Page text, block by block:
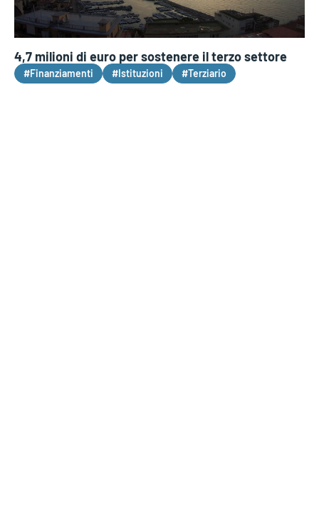
4,7 milioni di euro per sostenere il terzo settore
#Finanziamenti #Istituzioni #Terziario